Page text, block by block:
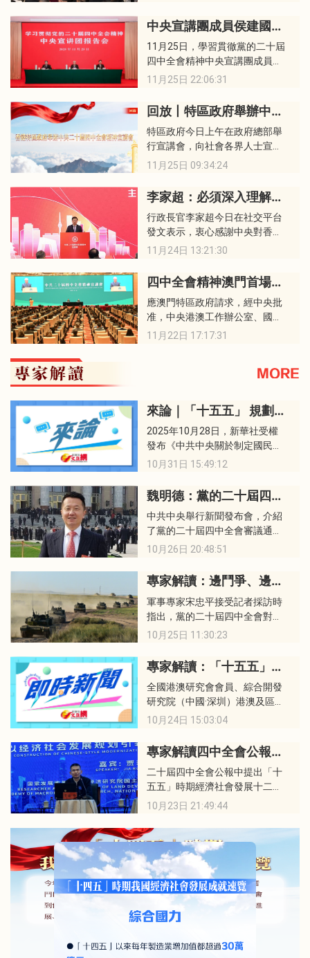
國科學院院長、黨組書記侯建國
和中央宣講團成員，中央財經委
員會辦公室副主任、中央農村工
作領導小組辦公室副主任祝衛東
來港宣講中共二十屆四中全會精
中央宣講團成員侯建國、祝衛東為中央駐港機構和中資企業負責人宣講黨的二十屆四中全會精神
11月25日，學習貫徹黨的二十屆
四中全會精神中央宣講團成員，
中國科學院院長、黨組書記侯建
任、中央農村工作領導小組辦公
室副主任祝衛東在香港向中央駐
港機構和中資企業負責人宣講。
11月25日 22:06:31
回放丨​特區政府舉辦中共二十屆四中全會精神宣講會
特區政府今日上午在政府總部舉
行宣講會，向社會各界人士宣講
中共二十屆四中全會精神。
11月25日 09:34:24
李家超：必須深入理解和領會二十屆四中全會精神
行政長官李家超今日在社交平台
發文表示，衷心感謝中央對香港
特區的高度重視和大力支持，應
央港澳工作辦公室、國務院港澳
事務辦公室邀請中央宣講團成
員、中國科學院院長、黨組書記
侯建國先生，和中央宣講團成
員、中央財經委員會辦公室副主
會各界宣講二十屆四中全會精
神和其豐富內涵有更全面和更深
刻的認識和理解。
11月24日 13:21:30
四中全會精神澳門首場宣講會舉行 六百人出席
應澳門特區政府請求，經中央批
准，中央港澳工作辦公室、國務
院港澳事務辦公室邀請中央宣講
中央財經委員會辦公室副主任、
主任祝衛東蒞臨澳門，向澳門各
界宣講中共二十屆四中全會精
神。
11月22日 17:17:31
來論｜「十五五」 規劃建議的戰略縱深與產業機遇
2025年10月28日，新華社受權
發布《中共中央關於制定國民經
濟和社會發展第十五個五年規劃
10月31日 15:49:12
魏明德：黨的二十屆四中全會 擘畫現代化新征程的宏偉藍圖
中共中央舉行新聞發布會，介紹
了黨的二十屆四中全會審議通過
的《中共中央關於制定國民經濟
建議》。這份文件立足「兩個一
百年」奮鬥目標的歷史交匯點，
為未來五年乃至更長時期的發展
指明了方向。全會精神總結了過
往成就，動員了新時代新征程，
進強國建設、民族復興的決心。
10月26日 20:48:51
專家解讀：邊鬥爭、邊備戰、邊建設將是解放軍今後較長時期突出特點
軍事專家宋忠平接受記者採訪時
指出，黨的二十屆四中全會對國
防與軍隊領域未來五年乃至更長
和原則，提出發展路徑，亮點頗
多。
10月25日 11:30:23
專家解讀：「十五五」時期香港將迎來多個發展機遇
全國港澳研究會會員、綜合開發
研究院（中國·深圳）港澳及區域
發展研究所副所長謝來風接受記
中有多個發展機遇，香港在擴大
高水平對外開放、加快高水平科
技自立自強、綜合國力和國際影
響力大幅躍升等方面都可以發揮
自身獨特優勢，獲得發展機遇的
10月24日 15:03:04
專家解讀四中全會公報：壯大實體經濟根基 抗衡美國貿易霸權
二十屆四中全會公報中提出「十
五五」時期經濟社會發展十二項
重大部署，其中，「建設現代化
基」被放到首要位置，全會提
到，堅持把發展經濟的着力點放
在實體經濟上。國家發改委宏觀
經濟研究院研究員賈若祥接受本
網採訪表示，實體經濟是高質量
發展的根基，唯有實體經濟根基
穩固，高質量發展的韌性與可持
10月23日 21:49:44